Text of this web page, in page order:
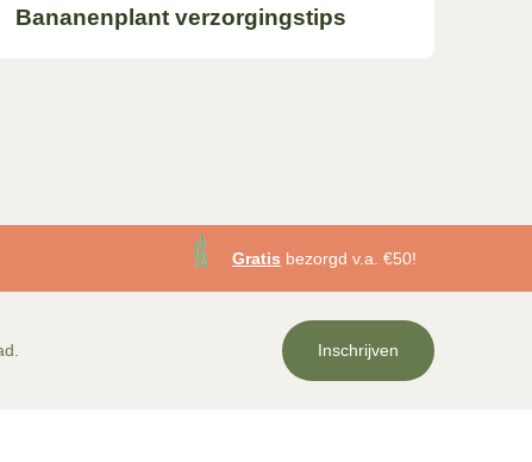
Bananenplant verzorgingstips
Gratis bezorgd v.a. €50!
Inschrijven